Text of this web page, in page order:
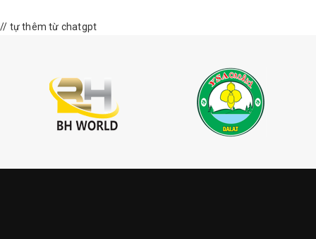
// tự thêm từ chatgpt